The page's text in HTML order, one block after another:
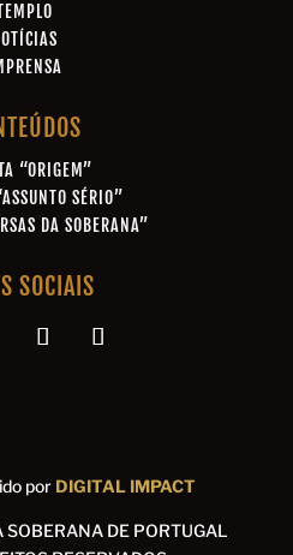
“ORIGEM”
SÉRIO”
DA SOBERANA”
SOCIAIS
por DIGITAL IMPACT
DE PORTUGAL